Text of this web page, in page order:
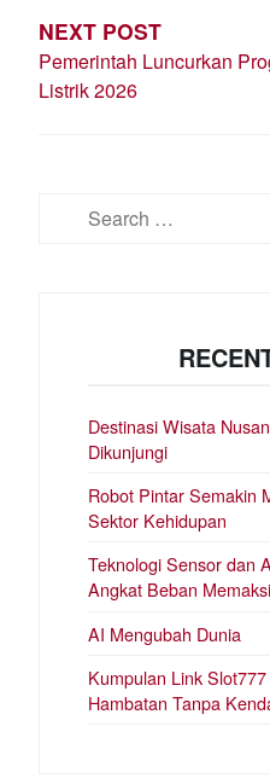
NEXT POST
Pemerintah Luncurkan
Listrik 2026
Destinasi Wisata
Dikunjungi
Robot Pintar Semakin
Sektor Kehidupan
Teknologi Sensor dan
Angkat Beban
AI Mengubah Dunia
Kumpulan Link
Hambatan Tanpa